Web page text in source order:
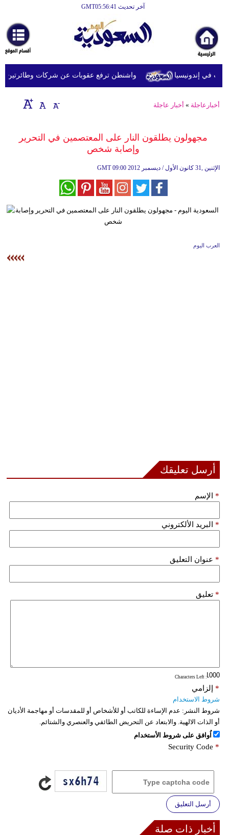
آخر تحديث GMT05:56:41
أخبارعاجلة
رياضة
ثقافة
إقتصاد
وموسيقى
ديكور
فيديو
واشنطن ترفع عقوبات عن شركات وطائرتين على في إندونيسيا
أخبارعاجلة » أخبار عاجلة
مجهولون يطلقون النار على المعتصمين في التحرير
وإصابة شخص
GMT 09:00 2012 الإثنين ,31 كانون الأول / ديسمبر
العرب اليوم
أرسل تعليقك
الإسم *
البريد الألكتروني *
عنوان التعليق *
تعليق *
: Characters Left
إلزامي *
شروط الاستخدام
شروط النشر: عدم الإساءة للكاتب أو للأشخاص أو للمقدسات أو مهاجمة الأديان
أو الذات الالهية. والابتعاد عن التحريض الطائفي والعنصري والشتائم.
اُوافق على شروط الأستخدام
Security Code *
أرسل التعليق
أخبار ذات صلة